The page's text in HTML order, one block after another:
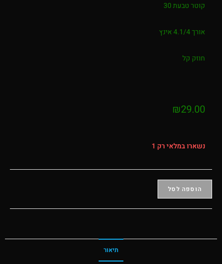
קוטר טבעת 30
אורך 4.1/4 אינץ
חוזק קל
₪29.00
נשארו במלאי רק 1
הוספה לסל
תיאור